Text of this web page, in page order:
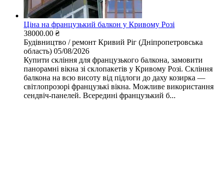
Ціна на французький балкон у Кривому Розі
38000.00 ₴
Будівництво / ремонт Кривий Ріг (Дніпропетровська
область) 05/08/2026
Купити скління для французького балкона, замовити
панорамні вікна зі склопакетів у Кривому Розі. Скління
балкона на всю висоту від підлоги до даху козирка —
світлопрозорі французькі вікна. Можливе використання
сендвіч-панелей. Всередині французький б...